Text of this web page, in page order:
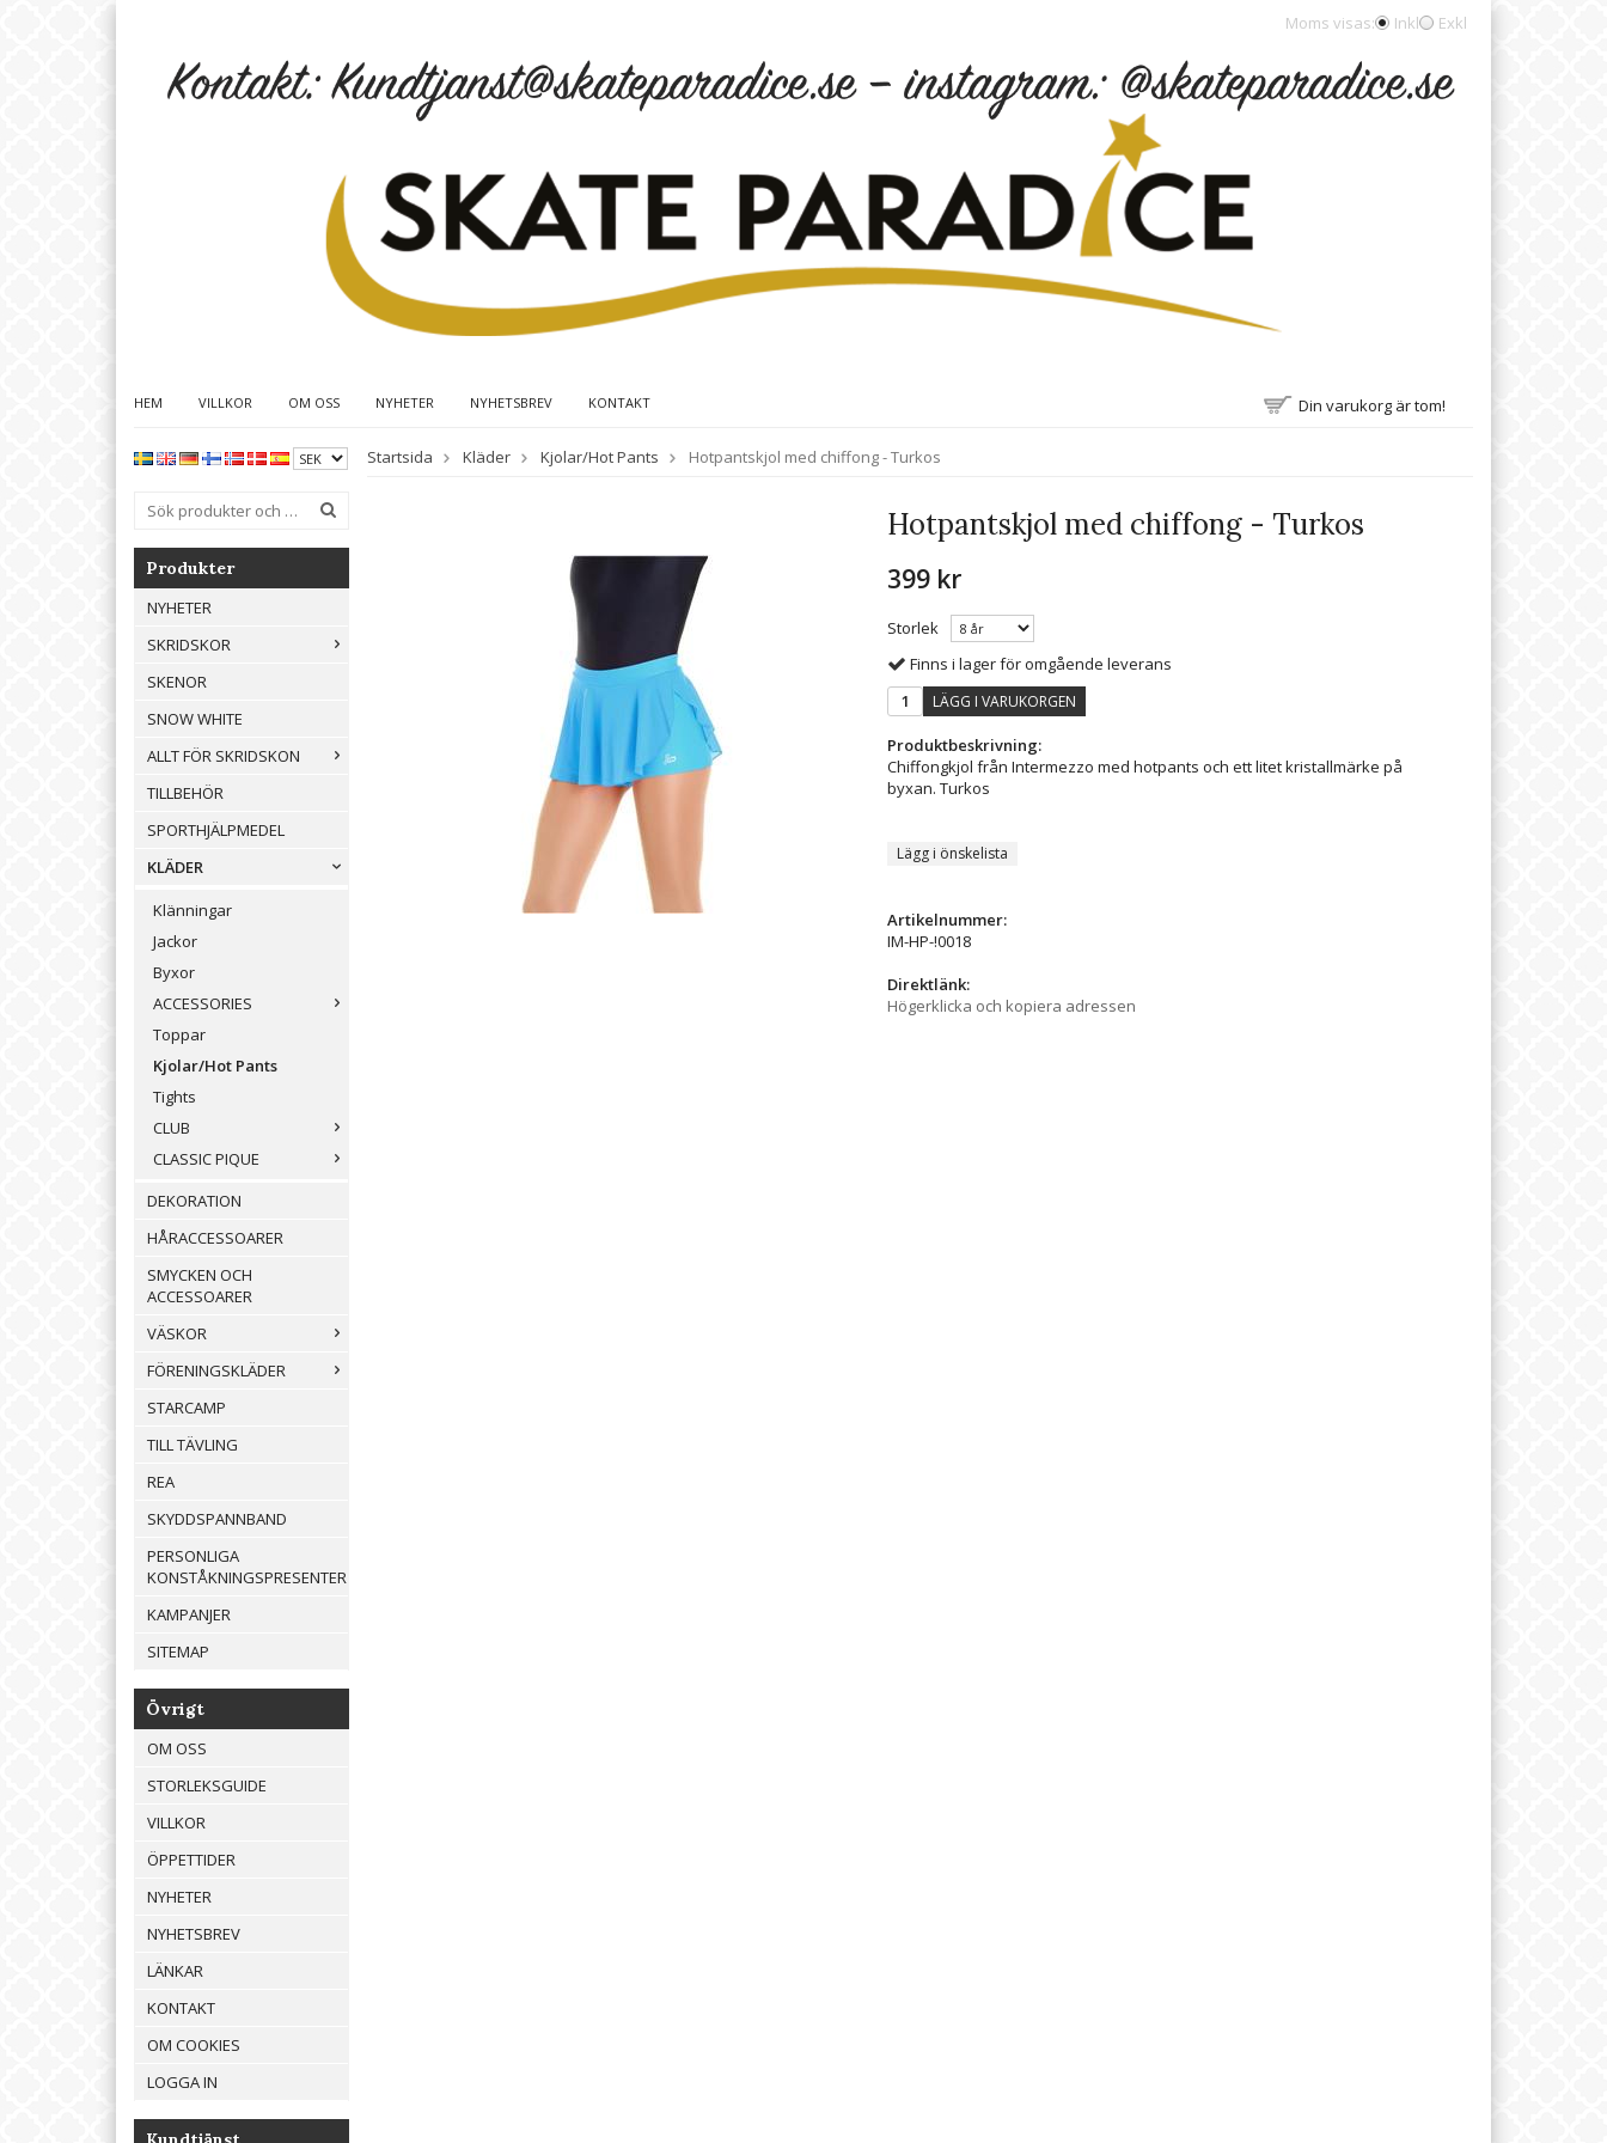
Moms visas: Inkl Exkl
HEM VILLKOR OM OSS NYHETER NYHETSBREV KONTAKT Din varukorg är tom!
Produkter
NYHETER
SKRIDSKOR
SKENOR
SNOW WHITE
ALLT FÖR SKRIDSKON
TILLBEHÖR
SPORTHJÄLPMEDEL
KLÄDER
Klänningar
Jackor
Byxor
ACCESSORIES
Toppar
Kjolar/Hot Pants
Tights
CLUB
CLASSIC PIQUE
DEKORATION
HÅRACCESSOARER
SMYCKEN OCH
ACCESSOARER
VÄSKOR
FÖRENINGSKLÄDER
STARCAMP
TILL TÄVLING
REA
SKYDDSPANNBAND
PERSONLIGA
KONSTÅKNINGSPRESENTER
KAMPANJER
SITEMAP
Övrigt
OM OSS
STORLEKSGUIDE
VILLKOR
ÖPPETTIDER
NYHETER
NYHETSBREV
LÄNKAR
KONTAKT
OM COOKIES
LOGGA IN
Startsida Kläder Kjolar/Hot Pants Hotpantskjol med chiffong - Turkos
Hotpantskjol med chiffong - Turkos
399 kr
Storlek
Finns i lager för omgående leverans
LÄGG I VARUKORGEN
Produktbeskrivning:
Chiffongkjol från Intermezzo med hotpants och ett litet kristallmärke på
byxan. Turkos
Lägg i önskelista
Artikelnummer:
IM-HP-!0018
Direktlänk:
Högerklicka och kopiera adressen